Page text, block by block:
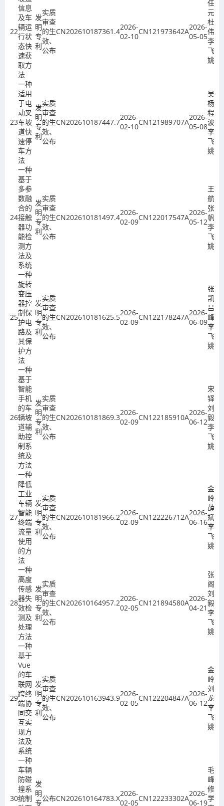
22
信息
及车
辆运
行状
态快
速获
取方
法
发
明
专
利
实质
审查
的生
效、
公布
CN202610187361.42026-
02-10
CN121973642A2026-
05-05
任攀
元、
杜
伟、
李
飞、
姚欣
23
一种
适用
于电
动叉
车坡
道快
速停
车方
法
发
明
专
利
实质
审查
的生
效、
公布
CN202610187447.7
2026-
02-10CN121989707A
2026-
05-08
吴春
杨、
程秀
波、
李
飞、
姚欣
24
一种
基于
多参
数融
合的
接触
器功
能检
测方
法及
系统
发
明
专
利
实质
审查
的生
效、
公布
CN202610181497.4
2026-
02-09CN122017547A
2026-
05-12
王孟
航、
张
帆、
李
飞、
姚欣
25
一种
旋转
变压
器控
制保
护电
路及
其保
护方
法
发
明
专
利
实质
审查
的生
效、
公布
CN202610181625.52026-
02-09
CN122178247A2026-
06-09
张
凯、
吕贺
峰、
李
飞、
姚欣
26
一种
基于
智能
手机
的车
辆坡
道辅
助控
制系
统及
方法
发
明
专
利
实质
审查
的生
效、
公布
CN202610181869.3
2026-
02-09CN122185910A
2026-
06-12
宋
铎、
刘
毅、
李
飞、
姚欣
27
一种
降低
工业
车辆
智能
终端
流量
使用
的方
法
发
明
专
利
实质
审查
的生
效、
公布
CN202610181966.22026-
02-09
CN122226712A2026-
06-16
金
岭、
薛斌
斌、
李
飞、
姚欣
28
一种
高度
传感
器失
效检
测及
处理
方法
发
明
专
利
实质
审查
的生
效、
公布
CN202610164957.22026-
02-05
CN121894580A2026-
04-21
张宗
阁、
刘
毅、
李
飞、
姚欣
29
一种
基于
Vue
的车
联网
跨终
端协
同交
互实
现方
法及
系统
发
明
专
利
实质
审查
的生
效、
公布
CN202610163943.92026-
02-05
CN122204847A2026-
06-12
金
岭、
刘玉
龙、
李
飞、
姚欣
30
一种
车辆
防碰
撞系
统制
发
明
专公布CN202610164783.X
2026-
02-05CN122233302A
2026-
06-19
毛青
峰、
修红
学、